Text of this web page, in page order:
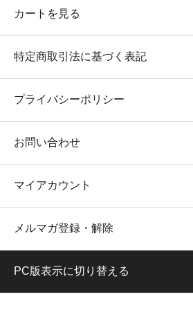
カートを見る
特定商取引法に基づく表記
プライバシーポリシー
お問い合わせ
マイアカウント
メルマガ登録・解除
PC版表示に切り替える